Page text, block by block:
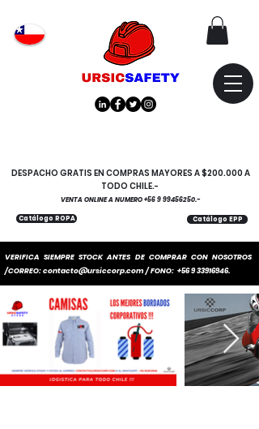
VERIFICA SIEMPRE STOCK ANTES DE COMPRAR CON NOSOTROS
/CORREO:contacto@ursiccorp.com/ FONO: +56 9 33916946.
Catálogo EPP
Catálogo ROPA
DESPACHO GRATIS EN COMPRAS MAYORES A $200.000 A
TODO CHILE.-
VENTA ONLINE A NUMERO+56 9 99456250.-